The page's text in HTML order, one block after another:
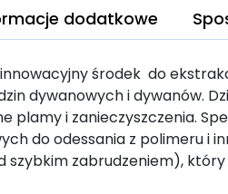
dodatkowe
środek do
dywanowych i dywanów.
plamy i zanieczyszczenia.
do odessania z polimeru i
szybkim zabrudzeniem),